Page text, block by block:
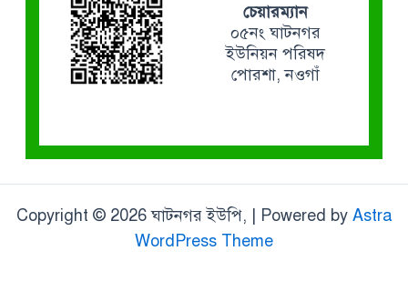
চেয়ারম্যান
০৫নং ঘাটনগর
ইউনিয়ন পরিষদ
পোরশা, নওগাঁ
Copyright © 2026 ঘাটনগর ইউপি, | Powered by Astra
WordPress Theme